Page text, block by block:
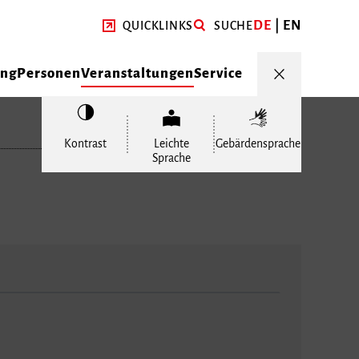
QUICKLINKS SUCHEDE EN
PersonenVeranstaltungenService
Kontrast
Leichte
Sprache
Gebärdensprache